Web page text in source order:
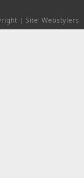
| Site: Webstylers